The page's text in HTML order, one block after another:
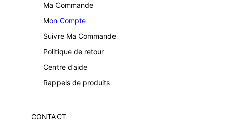
Ma Commande
Mon Compte
Suivre Ma Commande
Politique de retour
Centre d’aide
Rappels de produits
CONTACT